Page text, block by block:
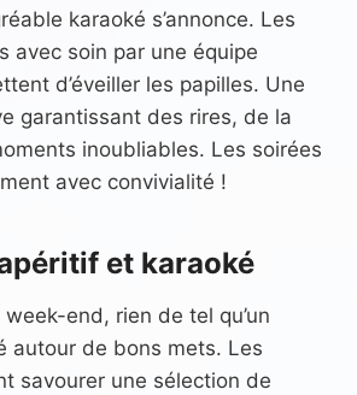
karaoké s’annonce. Les
avec soin par une équipe
d’éveiller les papilles. Une
garantissant des rires, de la
inoubliables. Les soirées
avec convivialité !
et karaoké
end, rien de tel qu’un
autour de bons mets. Les
savourer une sélection de